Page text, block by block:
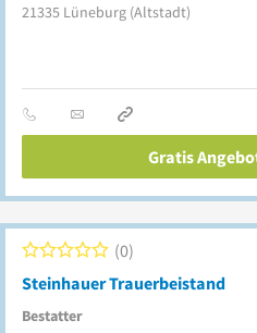
21335 Lüneburg (Altstadt)
Gratis
Steinhauer Trauerbeistand
Bestatter
0